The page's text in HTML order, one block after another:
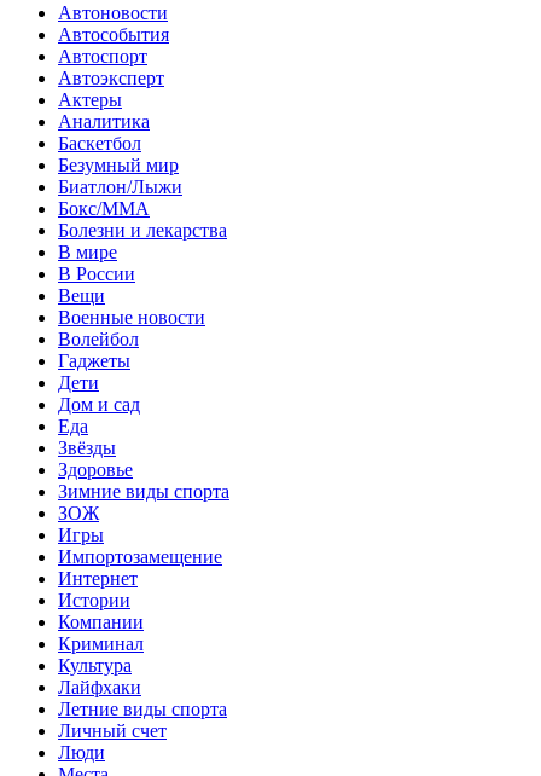
Автоновости
Автособытия
Автоспорт
Автоэксперт
Актеры
Аналитика
Баскетбол
Безумный мир
Биатлон/Лыжи
Бокс/MMA
Болезни и лекарства
В мире
В России
Вещи
Военные новости
Волейбол
Гаджеты
Дети
Дом и сад
Еда
Звёзды
Здоровье
Зимние виды спорта
ЗОЖ
Игры
Импортозамещение
Интернет
Истории
Компании
Криминал
Культура
Лайфхаки
Летние виды спорта
Личный счет
Люди